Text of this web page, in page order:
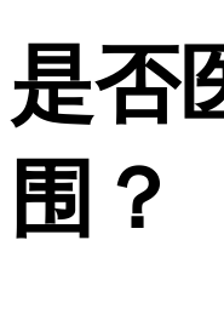
是否
围？